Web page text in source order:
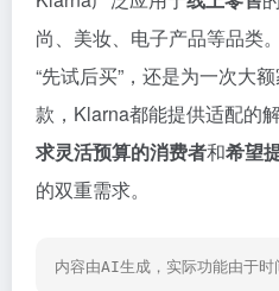
尚、美妆、电子产品等品类
“先试后买”，还是为一次大
款，Klarna都能提供适配的
求灵活预算的消费者和希望
的双重需求。
内容由AI生成，实际功能由于